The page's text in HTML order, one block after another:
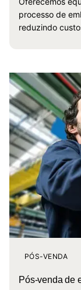
processo de
reduzindo
PÓS-VENDA
Pós-venda de